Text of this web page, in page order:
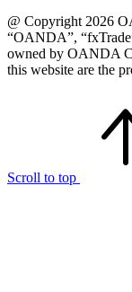
@ Copyright 2026
“OANDA”,
owned by OANDA
this website are the
Scroll to top